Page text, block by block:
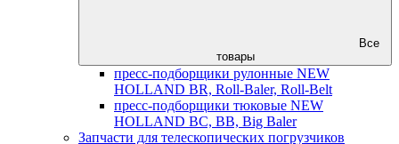
Все
товары
пресс-подборщики рулонные NEW
HOLLAND BR, Roll-Baler, Roll-Belt
пресс-подборщики тюковые NEW
HOLLAND BC, BB, Big Baler
Запчасти для телескопических погрузчиков